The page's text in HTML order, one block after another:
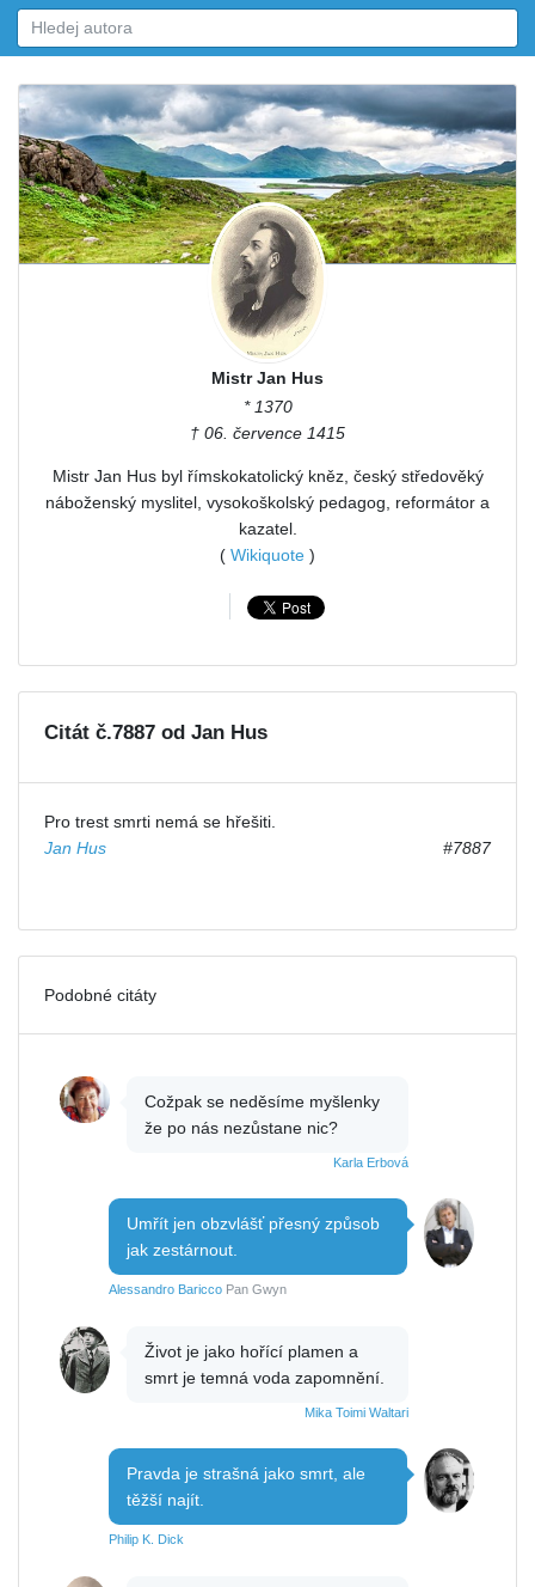
Mistr Jan Hus
* 1370
† 06. července 1415
Mistr Jan Hus byl římskokatolický kněz, český středověký
náboženský myslitel, vysokoškolský pedagog, reformátor a
kazatel.
( Wikiquote )
Citát č.7887 od Jan Hus
Pro trest smrti nemá se hřešiti.
Jan Hus
#7887
Podobné citáty
Cožpak se neděsíme myšlenky
že po nás nezůstane nic?
Karla Erbová
Umřít jen obzvlášť přesný způsob
jak zestárnout.
Alessandro Baricco Pan Gwyn
Život je jako hořící plamen a
smrt je temná voda zapomnění.
Mika Toimi Waltari
Pravda je strašná jako smrt, ale
těžší najít.
Philip K. Dick